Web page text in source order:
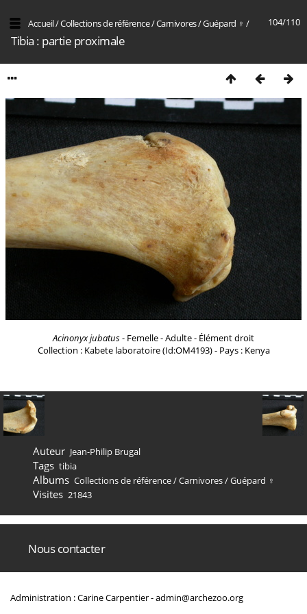
104/110
Accueil/Collections de référence/Carnivores/Guépard ♀ /
Tibia : partie proximale
Acinonyx jubatus- Femelle - Adulte - Élément droit
Collection : Kabete laboratoire (Id:OM4193) - Pays : Kenya
Auteur Jean-Philip Brugal
Tags tibia
Albums Collections de référence/Carnivores/Guépard ♀
Visites 21843
Nous contacter
Administration : Carine Carpentier -admin@archezoo.org